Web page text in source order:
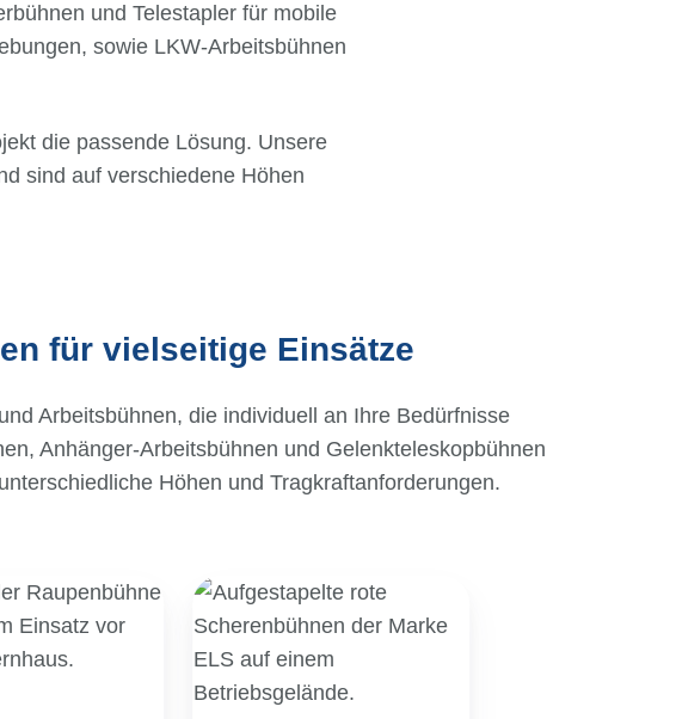
und Telestapler für mobile
sowie LKW-Arbeitsbühnen
die passende Lösung. Unsere
sind auf verschiedene Höhen
für vielseitige Einsätze
Arbeitsbühnen, die individuell an Ihre Bedürfnisse
Anhänger-Arbeitsbühnen und Gelenkteleskopbühnen
Höhen und Tragkraftanforderungen.
Scheren-
Arbeitsbühnen